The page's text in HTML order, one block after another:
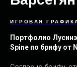
ИГРОВАЯ
Портфолио
Spine по брифу от